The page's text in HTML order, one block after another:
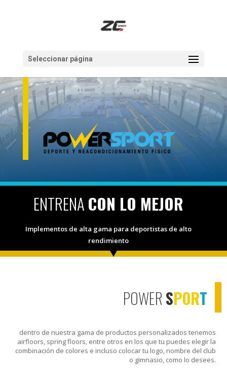
Seleccionar página
ENTRENACON LO MEJOR
Implementos de alta gama para deportistas de alto
rendimiento
POWER SPORT
dentro de nuestra gama de productos personalizados tenemos
airfloors, spring floors, entre otros en los que tu puedes elegir la
combinación de colores e incluso colocar tu logo, nombre del club
o gimnasio, como lo desees.